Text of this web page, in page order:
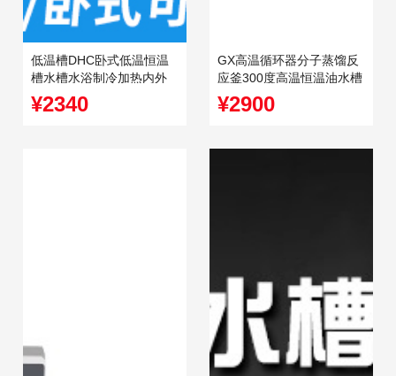
低温槽DHC卧式低温恒温
槽水槽水浴制冷加热内外
循环泵反应浴
¥2340
GX高温循环器分子蒸馏反
应釜300度高温恒温油水槽
水浴箱
¥2900